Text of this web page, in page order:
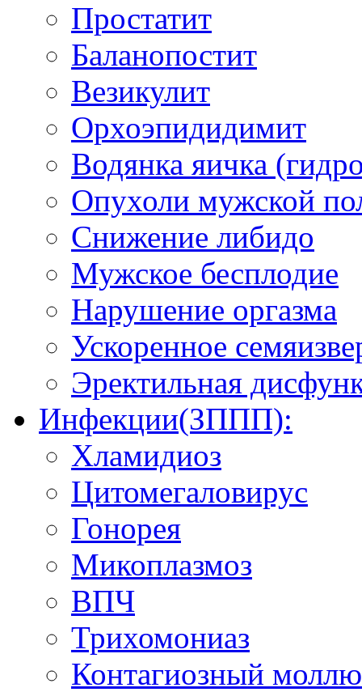
Простатит
Баланопостит
Везикулит
Орхоэпидидимит
Водянка яичка
Опухоли мужской
Снижение либидо
Мужское бесплодие
Нарушение оргазма
Ускоренное
Эректильная
Инфекции(ЗППП):
Хламидиоз
Цитомегаловирус
Гонорея
Микоплазмоз
ВПЧ
Трихомониаз
Контагиозный